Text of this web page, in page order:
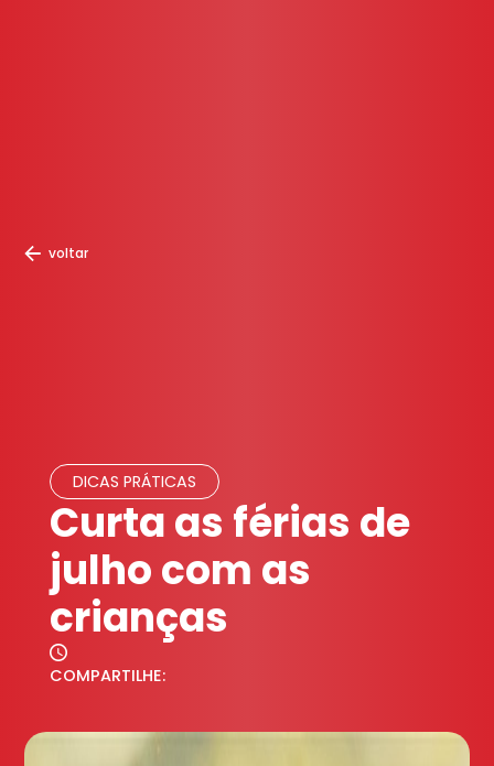
voltar
DICAS PRÁTICAS
Curta as férias de
julho com as
crianças
COMPARTILHE: